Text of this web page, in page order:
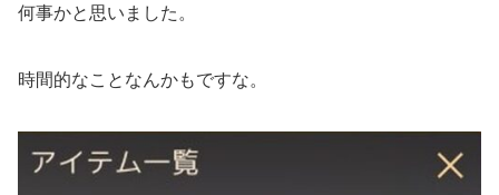
何事かと思いました。
時間的なことなんかもですな。